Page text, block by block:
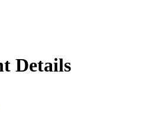
Details